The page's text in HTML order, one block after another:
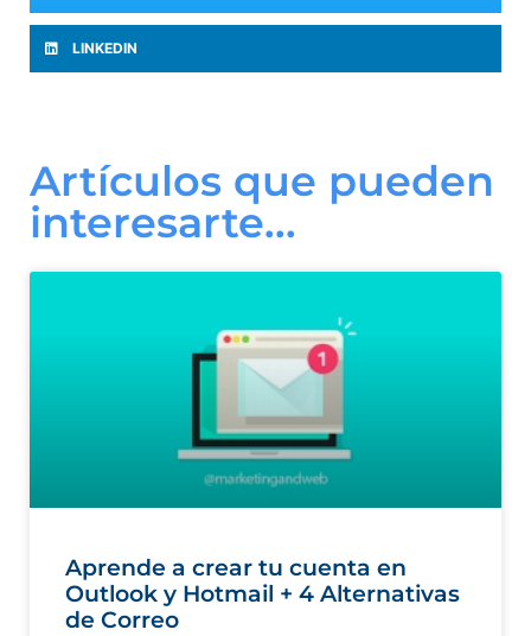
LINKEDIN
Artículos que pueden
interesarte...
Aprende a crear tu cuenta en
Outlook y Hotmail + 4 Alternativas
de Correo